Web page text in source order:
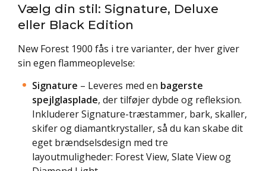
Vælg din stil: Signature, Deluxe
eller Black Edition
New Forest 1900 fås i tre varianter, der hver giver
sin egen flammeoplevelse:
Signature – Leveres med en bagerste
spejlglasplade, der tilføjer dybde og refleksion.
Inkluderer Signature-træstammer, bark, skaller,
skifer og diamantkrystaller, så du kan skabe dit
eget brændselsdesign med tre
layoutmuligheder: Forest View, Slate View og